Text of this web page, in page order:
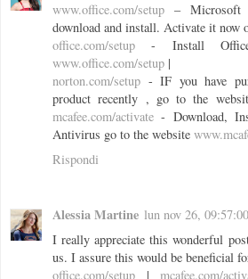
www.office.com/setup – Microsoft
download and install. Activate it now
office.com/setup - Install
www.office.com/setup |
norton.com/setup - IF you have
product recently , go to the
mcafee.com/activate - Download,
Antivirus go to the website
Rispondi
Alessia Martine lun nov 26,
I really appreciate this wonderful
us. I assure this would be beneficial
office.com/setup |mcafee.com/